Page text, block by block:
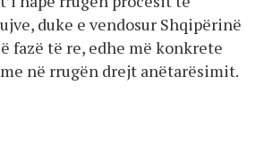
duke e vendosur Shqipërinë
fazë të re, edhe më konkrete
në rrugën drejt anëtarësimit.